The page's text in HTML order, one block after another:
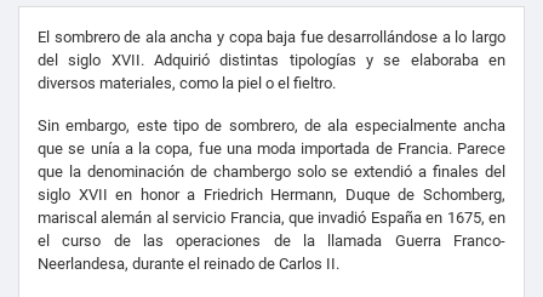
El sombrero de ala ancha y copa baja fue desarrollándose a lo largo
del siglo XVII. Adquirió distintas tipologías y se elaboraba en
diversos materiales, como la piel o el fieltro.
Sin embargo, este tipo de sombrero, de ala especialmente ancha
que se unía a la copa, fue una moda importada de Francia. Parece
que la denominación de chambergo solo se extendió a finales del
siglo XVII en honor a Friedrich Hermann, Duque de Schomberg,
mariscal alemán al servicio Francia, que invadió España en 1675, en
el curso de las operaciones de la llamada Guerra Franco-
Neerlandesa, durante el reinado de Carlos II.